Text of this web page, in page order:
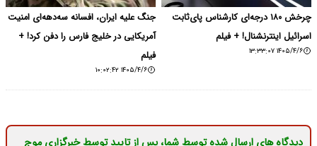
چرخش ۱۸۰ درجه‌ای کارشناس پای‌ثابت
اسرائیل اینترنشنال! + فیلم
۱۴۰۵/۴/۶ ۱۳:۳۳:۰۷
جنگ علیه ایران، افسانه سه‌دهه‌ای امنیت
آمریکایی در خلیج فارس را دفن کرد! +
فیلم
۱۴۰۵/۴/۶ ۱۰:۰۲:۴۲
دیدگاه های ارسال شده توسط شما، پس از تایید توسط خبرگزاری موج